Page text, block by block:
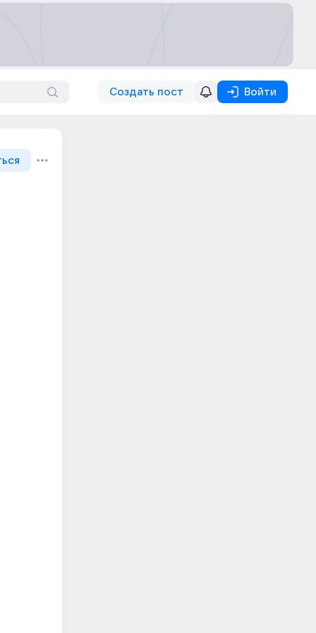
Создать пост Войти